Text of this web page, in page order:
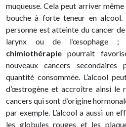
muqueuse. Cela peut arriver même
bouche à forte teneur en alcool.
personne est atteinte du cancer
larynx ou de l’œsophage ;
chimiothérapie pourrait
nouveaux cancers
quantité consommée. L’alcool
d’œstrogène et accroître ainsi le
cancers qui sont d’origine
par exemple. L’alcool a aussi un
les globules rouges et les